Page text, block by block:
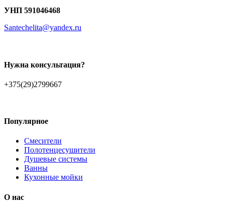
УНП 591046468
Santechelita@yandex.ru
Нужна консультация?
+375(29)2799667
Популярное
Смесители
Полотенцесушители
Душевые системы
Ванны
Кухонные мойки
О нас